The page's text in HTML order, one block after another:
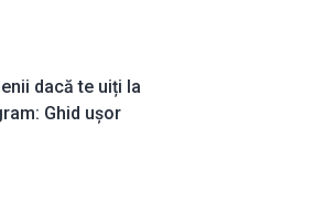
dacă te uiți la
Ghid ușor